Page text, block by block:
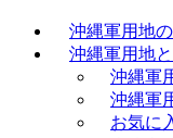
沖縄軍用地
沖縄軍用地
沖縄軍
沖縄軍
お気に